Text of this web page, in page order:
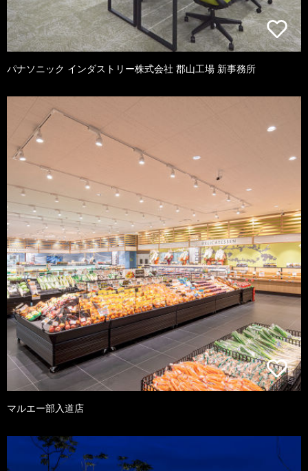
パナソニック インダストリー株式会社 郡山工場 新事務所
マルエー部入道店